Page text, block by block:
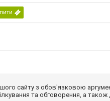
сайту з обов'язковою
та обговорення, а також